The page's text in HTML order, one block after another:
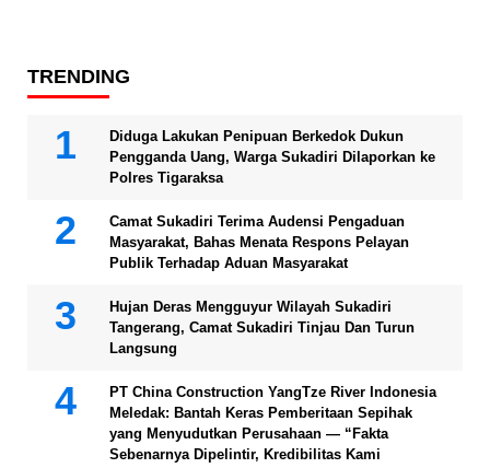
TRENDING
Diduga Lakukan Penipuan Berkedok Dukun
Pengganda Uang, Warga Sukadiri Dilaporkan ke
Polres Tigaraksa
Camat Sukadiri Terima Audensi Pengaduan
Masyarakat, Bahas Menata Respons Pelayan
Publik Terhadap Aduan Masyarakat
Hujan Deras Mengguyur Wilayah Sukadiri
Tangerang, Camat Sukadiri Tinjau Dan Turun
Langsung
PT China Construction YangTze River Indonesia
Meledak: Bantah Keras Pemberitaan Sepihak
yang Menyudutkan Perusahaan — “Fakta
Sebenarnya Dipelintir, Kredibilitas Kami